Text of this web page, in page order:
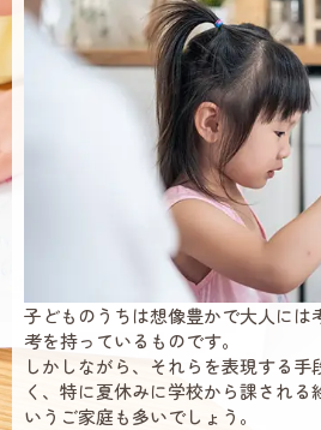
子どものうちは想像豊かで大人には
考を持っているものです。
しかしながら、それらを表現する手
く、特に夏休みに学校から課される
いうご家庭も多いでしょう。